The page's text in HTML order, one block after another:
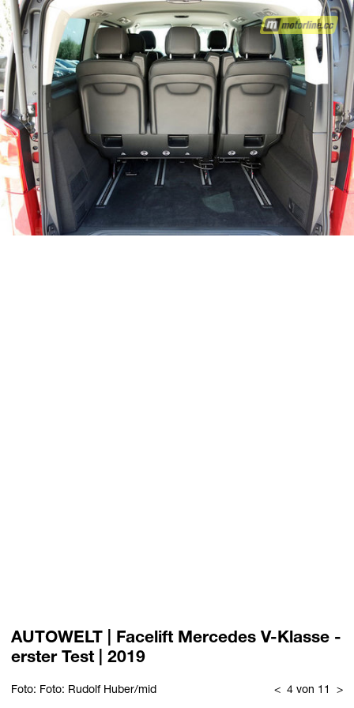
AUTOWELT | Facelift Mercedes V-Klasse -
erster Test | 2019
Foto: Foto: Rudolf Huber/mid < 4 von 11 >